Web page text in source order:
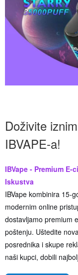
Doživite
IBVAPE-a!
IBVape - Premium
Iskustva
IBVape kombinira 15-
modernim online
dostavljamo premium
poštenju. Uštedite
posrednika i skupe
naši kupci, dobili